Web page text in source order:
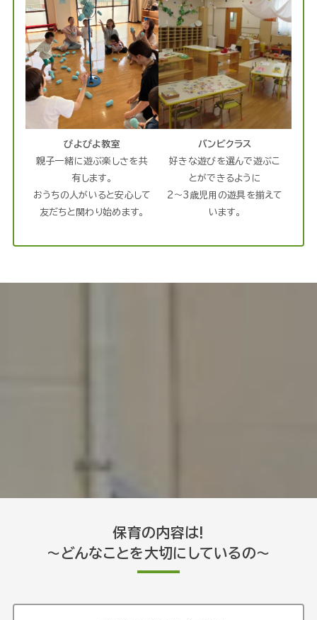
ぴよぴよ教室
親子一緒に遊ぶ楽しさを共
有します。
おうちの人がいると安心して
友だちと関わり始めます。
バンビクラス
好きな遊びを選んで遊ぶこ
とができるように
2～3歳児用の遊具を揃えて
います。
保育の内容は!
〜どんなことを大切にしているの〜